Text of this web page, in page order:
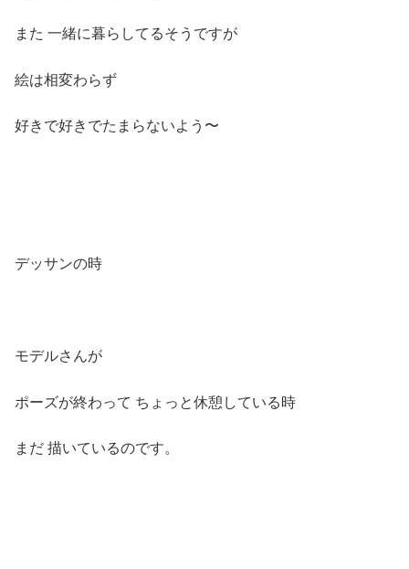
また 一緒に暮らしてるそうですが
絵は相変わらず
好きで好きでたまらないよう〜
デッサンの時
モデルさんが
ポーズが終わって ちょっと休憩している時
まだ 描いているのです。